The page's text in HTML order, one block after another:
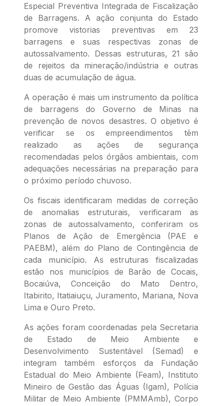
Especial Preventiva Integrada de Fiscalização
de Barragens. A ação conjunta do Estado
promove vistorias preventivas em 23
barragens e suas respectivas zonas de
autossalvamento. Dessas estruturas, 21 são
de rejeitos da mineração/indústria e outras
duas de acumulação de água.
A operação é mais um instrumento da política
de barragens do Governo de Minas na
prevenção de novos desastres. O objetivo é
verificar se os empreendimentos têm
realizado as ações de segurança
recomendadas pelos órgãos ambientais, com
adequações necessárias na preparação para
o próximo período chuvoso.
Os fiscais identificaram medidas de correção
de anomalias estruturais, verificaram as
zonas de autossalvamento, conferiram os
Planos de Ação de Emergência (PAE e
PAEBM), além do Plano de Contingência de
cada município. As estruturas fiscalizadas
estão nos municípios de Barão de Cocais,
Bocaiúva, Conceição do Mato Dentro,
Itabirito, Itatiaiuçu, Juramento, Mariana, Nova
Lima e Ouro Preto.
As ações foram coordenadas pela Secretaria
de Estado de Meio Ambiente e
Desenvolvimento Sustentável (Semad) e
integram também esforços da Fundação
Estadual do Meio Ambiente (Feam), Instituto
Mineiro de Gestão das Águas (Igam), Polícia
Militar de Meio Ambiente (PMMAmb), Corpo